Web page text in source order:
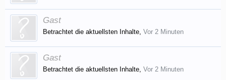
Gast
Betrachtet die aktuellsten Inhalte, Vor 2 Minuten
Gast
Betrachtet die aktuellsten Inhalte, Vor 2 Minuten